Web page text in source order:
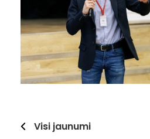
Visi jaunumi